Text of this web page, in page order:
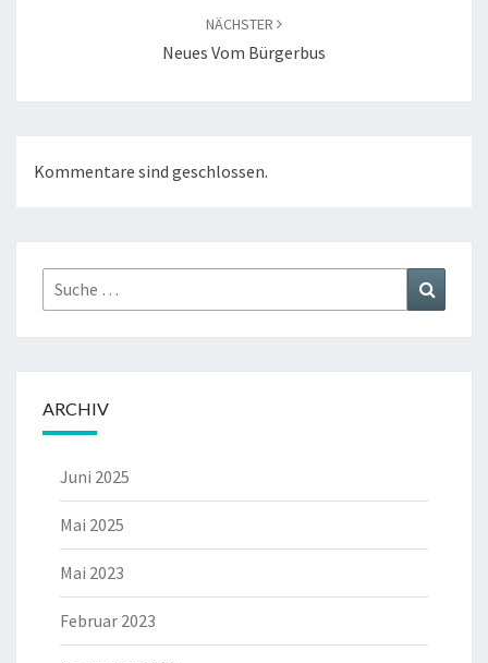
NÄCHSTER
Neues Vom Bürgerbus
Kommentare sind geschlossen.
Suche
nach:
ARCHIV
Juni 2025
Mai 2025
Mai 2023
Februar 2023